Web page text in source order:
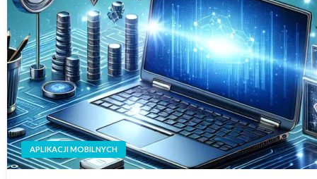
APLIKACJI MOBILNYCH